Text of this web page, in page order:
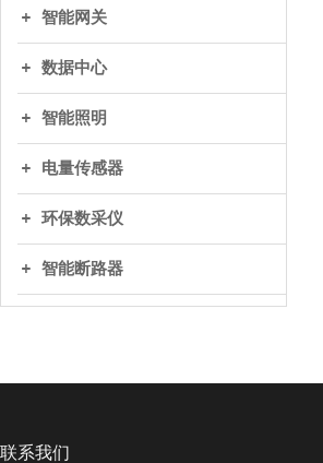
智能网关
数据中心
智能照明
电量传感器
环保数采仪
智能断路器
联系我们